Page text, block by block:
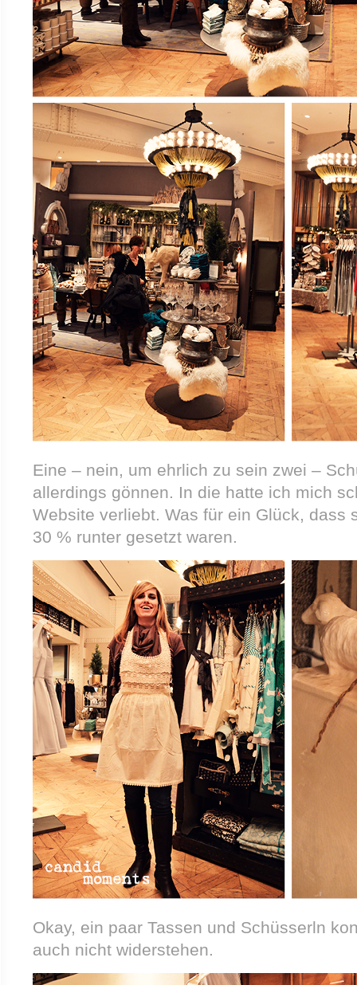
Eine – nein, um ehrlich zu sein zwei –
allerdings gönnen. In die hatte ich mich
Website verliebt. Was für ein Glück, dass
30 % runter gesetzt waren.
Okay, ein paar Tassen und Schüsserln
auch nicht widerstehen.